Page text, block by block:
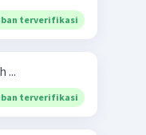
terverifikasi
...
terverifikasi